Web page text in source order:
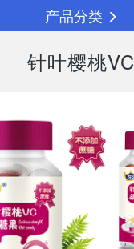
产品分类
针叶樱桃VC